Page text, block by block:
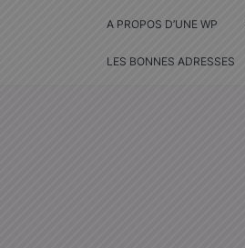
A PROPOS D’UNE WP
LES BONNES ADRESSES